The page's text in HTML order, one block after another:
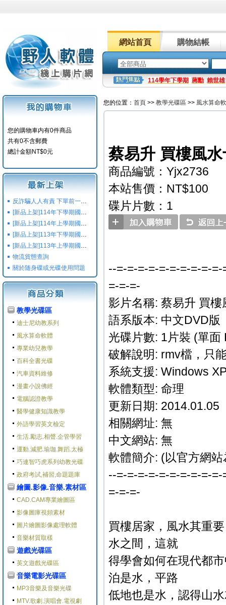
網站首頁 購物結帳
114學年下學期 蔣勳 賴世雄
您的購物車内有0件商品
共有0不含郵費
總計金額NT$0元
反詐騙人人有責 下單前一定要注意
[新品上架]114年下學期國小國中高中命題光碟,校用卷,習作
[新品上架]114年上學期國小國中高中命題光碟,校用卷,習作
[新品上架]113年下學期國小國中高中命題光碟,校用卷,習作
[新品上架]113年上學期國小國中高中命題光碟,校用卷,習作
物流貨態查詢
關於随身碟或光碟使用問題
教學光碟區
迪士尼幼教系列
風水算命軟體
專業幼兒教學
百科全書光碟
汽車資料維修
漫畫小說佛經
電腦認證教學
醫學健康知識教學
外語學習英文檢定
生活.勵志.相聲.企管學習
運動.減肥.瑜珈.舞蹈.太極
巧連智巧虎系列幼教光碟
政府考試,補習,命題題庫
繪圖.影像.音樂.素材區
CAD.CAM專業繪圖區
影像圖庫視頻素材
圖片繪圖影像處理軟體
音樂材質取樣
遊戲光碟區
英文遊戲光碟區
音樂電影光碟區
MP3音樂及音樂光碟
MTV.歌劇.演唱會.電視劇
您的位置： 首頁 >> 教學光碟區 >> 風水算命
蔡易升 買樓風
商品編號：Yjx2736
本站售價：NT$100
碟片片數：1
--=-=-=-=-=-=-=-=-=-
=-=-=-
影片名稱: 蔡易升 買樓
語系版本: 中文DVD版
光碟片數: 1片裝 (單面
破解說明: rmv檔，只
系統支援: Windows
軟體類型: 命理
更新日期: 2014.01.05
相關網址: 無
中文網站: 無
軟體簡介: (以官方網站
--=-=-=-=-=-=-=-=-=-
=-=-=-
買樓居家，風水其重
水之間，這就
得學會如何在現代都
泊是水，平路
低地也是水，認得山